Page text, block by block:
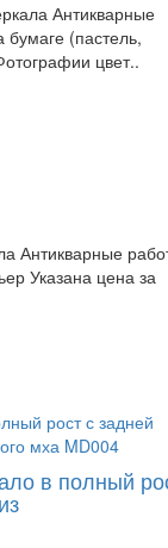
Антикварные
(пастель,
цвет..
Антикварные
Указана цена за
в полный